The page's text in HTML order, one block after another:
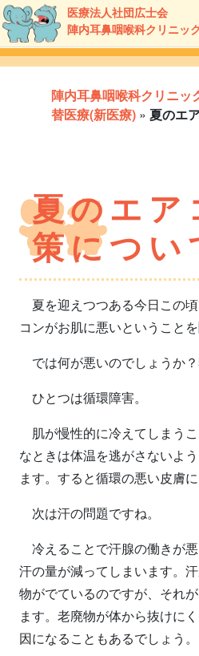
医療法人社団広士会
陣内耳鼻咽喉科クリニック
陣内耳鼻咽喉科クリニッ
替医療(新医療) » 夏のエ
夏のエア
策につい
夏を迎えつつある今日この
コンがお肌に悪いということを
では何が悪いのでしょうか？
ひとつは循環障害。
肌が慢性的に冷えてしまう
なときは体温を逃がさないよ
ます。すると循環の悪い皮膚
次は汗の問題ですね。
冷えることで汗腺の働きが
汗の量が減ってしまいます。
物がでているのですが、それ
ます。老廃物が体から抜けに
因になることもあるでしょう。